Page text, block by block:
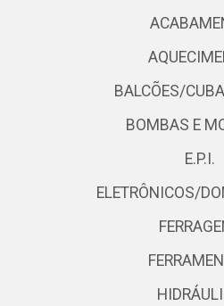
BALCÕES/
BOMBAS E
E.P.I.
ELETRÔNICOS/